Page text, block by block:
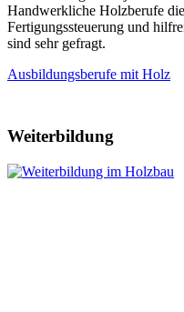
Handwerkliche Holzberufe
Fertigungssteuerung und
sind sehr gefragt.
Ausbildungsberufe mit Holz
Weiterbildung